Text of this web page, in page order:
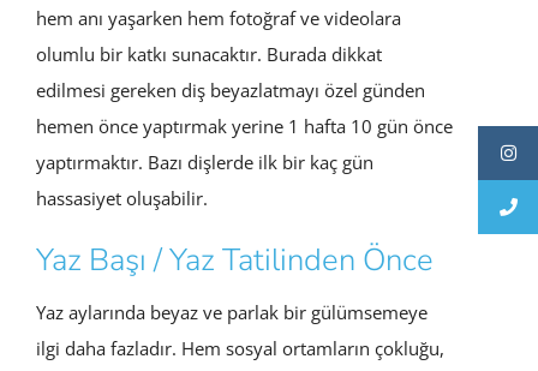
hem anı yaşarken hem fotoğraf ve videolara
olumlu bir katkı sunacaktır. Burada dikkat
edilmesi gereken diş beyazlatmayı özel günden
hemen önce yaptırmak yerine 1 hafta 10 gün önce
yaptırmaktır. Bazı dişlerde ilk bir kaç gün
hassasiyet oluşabilir.
Yaz Başı / Yaz Tatilinden Önce
Yaz aylarında beyaz ve parlak bir gülümsemeye
ilgi daha fazladır. Hem sosyal ortamların çokluğu,